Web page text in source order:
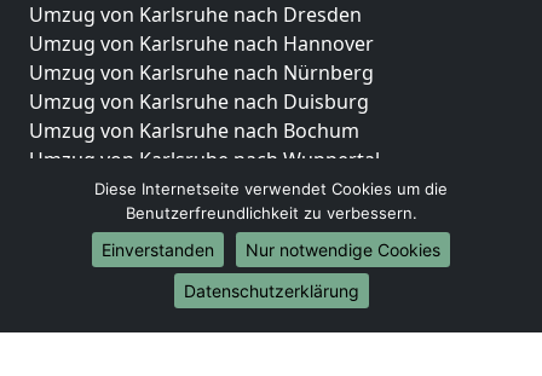
Umzug von Karlsruhe nach Dresden
Umzug von Karlsruhe nach Hannover
Umzug von Karlsruhe nach Nürnberg
Umzug von Karlsruhe nach Duisburg
Umzug von Karlsruhe nach Bochum
Umzug von Karlsruhe nach Wuppertal
Umzug von Karlsruhe nach Bielefeld
Umzug von Karlsruhe nach Bonn
Umzug von Karlsruhe nach Münster
Internationale-Umzüge
Umzug von Karlsruhe nach Brasilien
Diese Internetseite verwendet Cookies um die
Benutzerfreundlichkeit zu verbessern.
Einverstanden
Nur notwendige Cookies
Datenschutzerklärung